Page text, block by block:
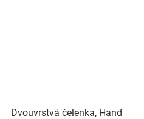
Dvouvrstvá čelenka, Hand